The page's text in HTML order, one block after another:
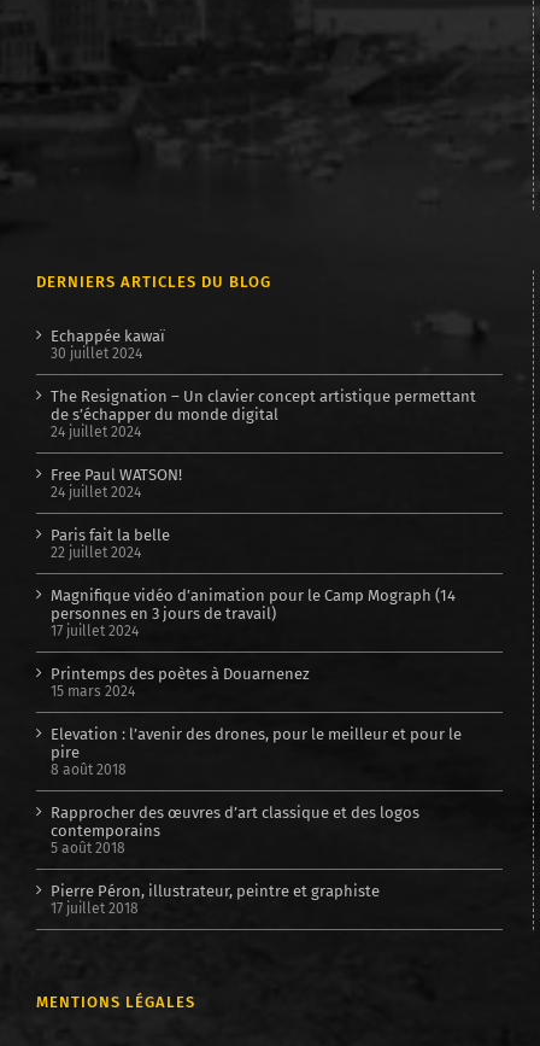
DERNIERS ARTICLES DU BLOG
Echappée kawaï
30 juillet 2024
The Resignation – Un clavier concept artistique permettant
de s’échapper du monde digital
24 juillet 2024
Free Paul WATSON!
24 juillet 2024
Paris fait la belle
22 juillet 2024
Magnifique vidéo d’animation pour le Camp Mograph (14
personnes en 3 jours de travail)
17 juillet 2024
Printemps des poètes à Douarnenez
15 mars 2024
Elevation : l’avenir des drones, pour le meilleur et pour le
pire
8 août 2018
Rapprocher des œuvres d’art classique et des logos
contemporains
5 août 2018
Pierre Péron, illustrateur, peintre et graphiste
17 juillet 2018
MENTIONS LÉGALES